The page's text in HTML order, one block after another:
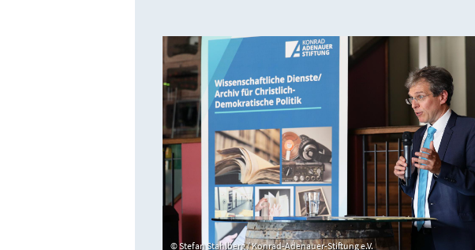
Stefan Stahlberg / Konrad-Adenauer-Stiftung e.V.